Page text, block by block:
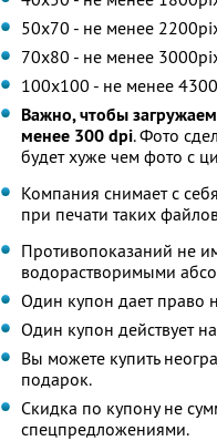
50х70 - не менее
70х80 - не менее
100х100 - не менее
Важно, чтобы
менее 300 dpi. Фото
будет хуже чем фото с
Компания снимает с
при печати таких
Противопоказаний не
водорастворимыми
Один купон дает право
Один купон действует
Вы можете купить
подарок.
Скидка по купону не
спецпредложениями.